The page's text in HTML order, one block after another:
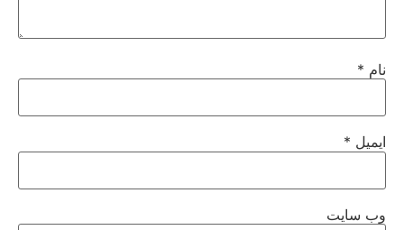
نام *
ایمیل *
وب‌ سایت